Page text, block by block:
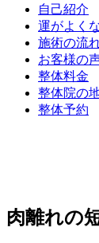
自己紹介
運がよく
施術の流
お客様の
整体料金
整体院の
整体予約
肉離れの